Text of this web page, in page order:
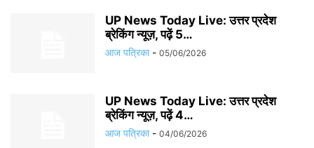
UP News Today Live: उत्तर प्रदेश
ब्रेकिंग न्यूज़, पढ़ें 5…
आज पत्रिका - 05/06/2026
UP News Today Live: उत्तर प्रदेश
ब्रेकिंग न्यूज़, पढ़ें 4…
आज पत्रिका - 04/06/2026